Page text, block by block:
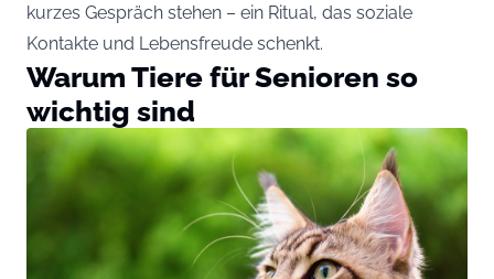
kurzes Gespräch stehen – ein Ritual, das soziale
Kontakte und Lebensfreude schenkt.
Warum Tiere für Senioren so
wichtig sind